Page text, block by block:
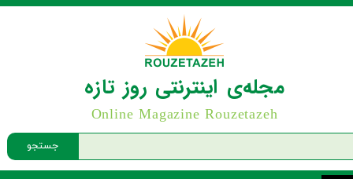
جستجو
مجله‌ی اینترنتی روز تازه
Online Magazine Rouzetazeh